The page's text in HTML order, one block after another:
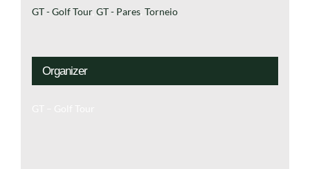
GT - Golf Tour, GT - Pares, Torneio
Organizer